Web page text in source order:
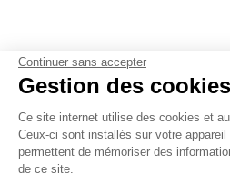
Continuer sans accepter
Gestion des cookies
Ce site internet utilise des cookies et
Ceux-ci sont installés sur votre
permettent de mémoriser des
de ce site.